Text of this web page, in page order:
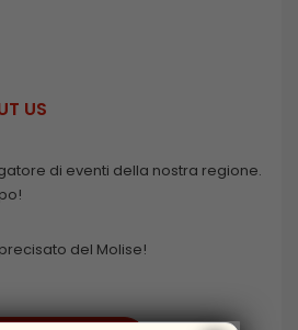
US
di eventi della nostra regione.
del Molise!